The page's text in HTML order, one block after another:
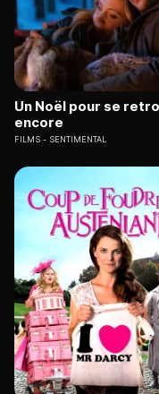
Un Noël pour se
encore
FILMS SENTIMENTAL